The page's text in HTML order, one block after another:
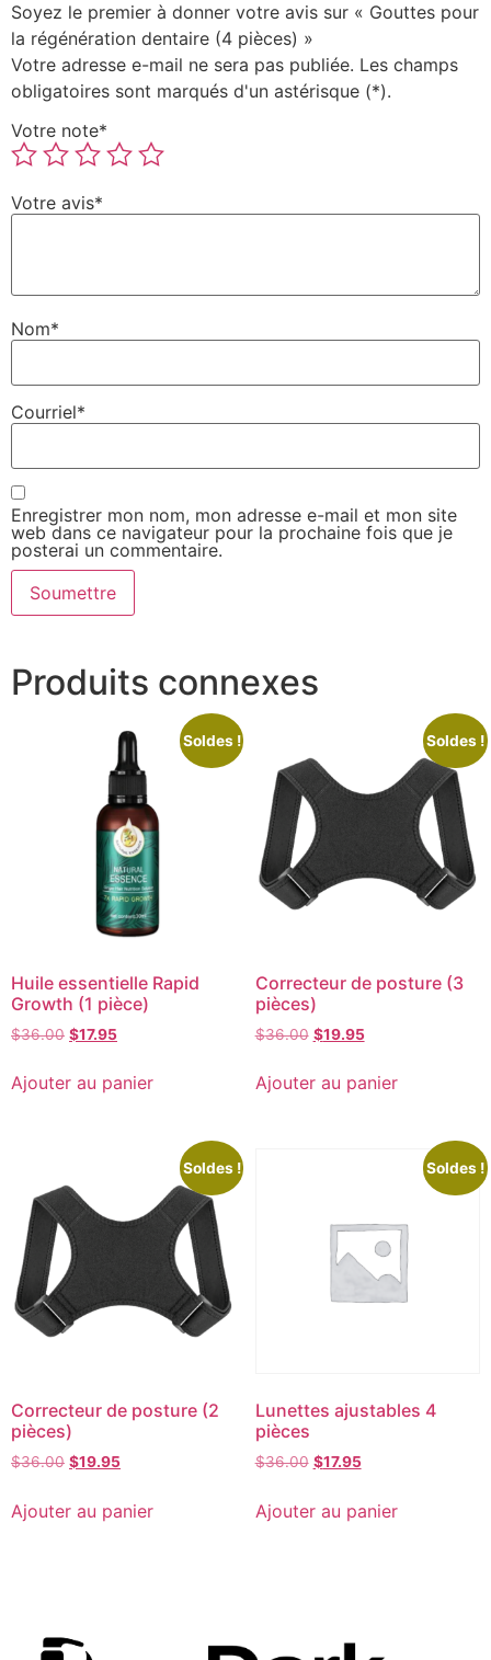
Soyez le premier à donner votre avis sur « Gouttes pour
la régénération dentaire (4 pièces) »
Votre adresse e-mail ne sera pas publiée. Les champs
obligatoires sont marqués d'un astérisque (*).
Votre note*
Votre avis*
Nom*
Courriel*
Enregistrer mon nom, mon adresse e-mail et mon site
web dans ce navigateur pour la prochaine fois que je
posterai un commentaire.
Produits connexes
Soldes !
Huile essentielle Rapid
Growth (1 pièce)
$36.00 $17.95
Ajouter au panier
Soldes !
Correcteur de posture (3
pièces)
$36.00 $19.95
Ajouter au panier
Soldes !
Correcteur de posture (2
pièces)
$36.00 $19.95
Ajouter au panier
Soldes !
Lunettes ajustables 4
pièces
$36.00 $17.95
Ajouter au panier